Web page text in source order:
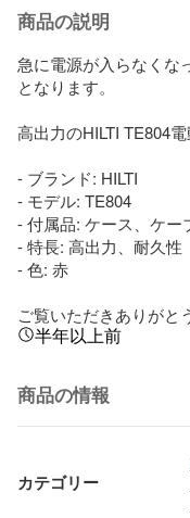
商品の説明
急に電源が入らなくな
となります。
高出力のHILTI TE804
- ブランド: HILTI
- モデル: TE804
- 付属品: ケース、ケー
- 特長: 高出力、耐久性
- 色: 赤
ご覧いただきありがと
半年以上前
商品の情報
カテゴリー